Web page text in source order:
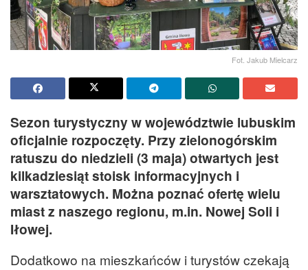
Fot. Jakub Mielcarz
Sezon turystyczny w województwie lubuskim
oficjalnie rozpoczęty. Przy zielonogórskim
ratuszu do niedzieli (3 maja) otwartych jest
kilkadziesiąt stoisk informacyjnych i
warsztatowych. Można poznać ofertę wielu
miast z naszego regionu, m.in. Nowej Soli i
Iłowej.
Dodatkowo na mieszkańców i turystów czekają